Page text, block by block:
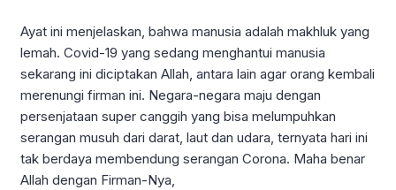
Ayat ini menjelaskan, bahwa manusia adalah makhluk yang
lemah. Covid-19 yang sedang menghantui manusia
sekarang ini diciptakan Allah, antara lain agar orang kembali
merenungi firman ini. Negara-negara maju dengan
persenjataan super canggih yang bisa melumpuhkan
serangan musuh dari darat, laut dan udara, ternyata hari ini
tak berdaya membendung serangan Corona. Maha benar
Allah dengan Firman-Nya,